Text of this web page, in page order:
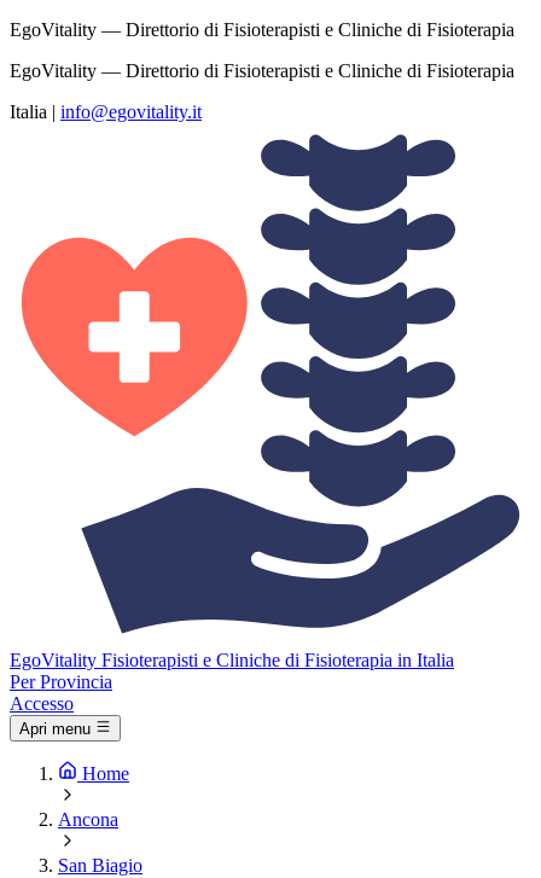
EgoVitality — Direttorio di Fisioterapisti e Cliniche di Fisioterapia
EgoVitality — Direttorio di Fisioterapisti e Cliniche di Fisioterapia
Italia | info@egovitality.it
EgoVitality Fisioterapisti e Cliniche di Fisioterapia in Italia
Per Provincia
Accesso
Apri menu
Home
Ancona
San Biagio